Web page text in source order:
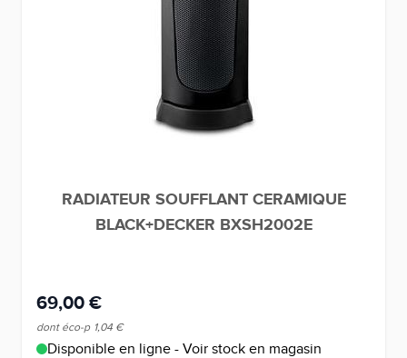
RADIATEUR SOUFFLANT CERAMIQUE
BLACK+DECKER BXSH2002E
69,00 €
dont éco-p 1,04 €
Disponible en ligne - Voir stock en magasin